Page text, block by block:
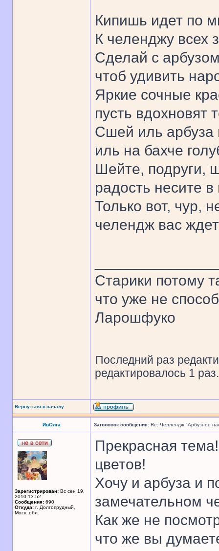
Кипишь идет по
К челенджу всех
Сделай с
чтоб удивить
Яркие сочные
пусть вдохновят
Сшей иль арбуза
иль на бахче
Шейте, подруги,
радость несите
Только вот, чур,
челендж вас
Старики потому
что уже не
Ларошфуко
Последний раз
редактировалось 1 раз.
Вернуться к началу
ИвОлга Заголовок сообщения: Re: Челлендж "Арбузное
Зарегистрирован: Вс сен 19,
2010 13:52
Сообщения: 690
Откуда: г. Долгопрудный,
Моск. обл.
Прекрасная
цветов!
Хочу и арбуза и
замечательном
Как же не
что же вы